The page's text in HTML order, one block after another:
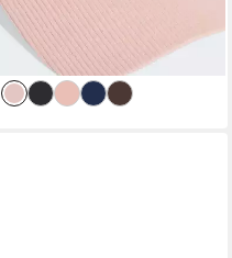
-21%
lieferbar - in 1-2 Werktagen bei dir